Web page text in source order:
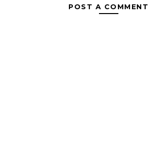
POST A COMMENT